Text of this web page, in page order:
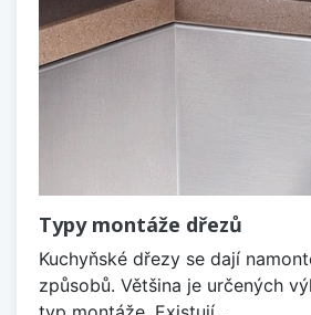
Typy montáže dřezů
Kuchyňské dřezy se dají
způsobů. Většina je určených